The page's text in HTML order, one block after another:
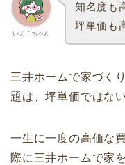
いえ子ちゃん
知名度も
坪単価も
三井ホームで家づく
題は、坪単価ではな
一生に一度の高価な
際に三井ホームで家